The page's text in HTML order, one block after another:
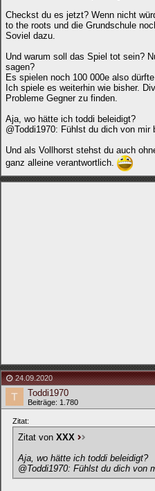
Checkst du es jetzt? Wenn nicht
to the roots und die Grundschule
Soviel dazu.
Und warum soll das Spiel tot sein?
sagen?
Es spielen noch 100 000e also
Ich spiele es weiterhin wie bisher.
Probleme Gegner zu finden.
Aja, wo hätte ich toddi beleidigt?
@Toddi1970: Fühlst du dich von mir
Und als Vollhorst stehst du auch
ganz alleine verantwortlich.
24.09.2020
Toddi1970
Beiträge: 1.780
Zitat:
Zitat von XXX
Aja, wo hätte ich toddi beleidigt?
@Toddi1970: Fühlst du dich von